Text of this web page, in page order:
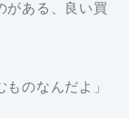
がある、良い買
のなんだよ」